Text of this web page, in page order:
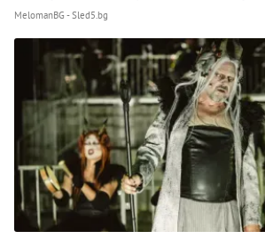
MelomanBG - Sled5.bg